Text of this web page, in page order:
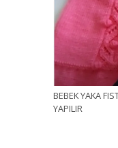
BEBEK YAKA
YAPILIR